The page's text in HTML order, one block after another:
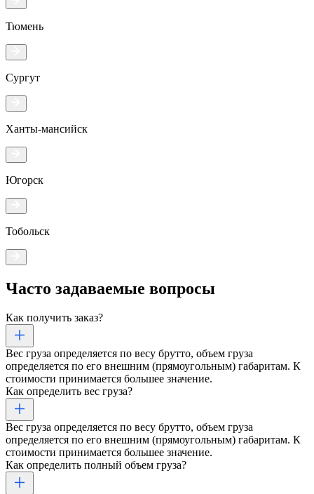
Тюмень
Сургут
Ханты-мансийск
Югорск
Тобольск
Часто задаваемые вопросы
Как получить заказ?
Вес груза определяется по весу брутто, объем груза
определяется по его внешним (прямоугольным) габаритам. К
стоимости принимается большее значение.
Как определить вес груза?
Вес груза определяется по весу брутто, объем груза
определяется по его внешним (прямоугольным) габаритам. К
стоимости принимается большее значение.
Как определить полный объем груза?